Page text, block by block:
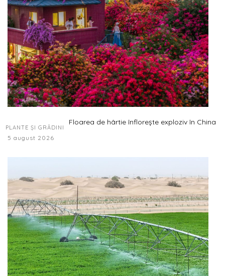
PLANTE ȘI GRĂDINI
Floarea de hârtie înflorește exploziv în China
5 august 2026